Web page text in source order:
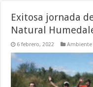
Exitosa jornada
Natural
6 febrero, 2022 Ambiente